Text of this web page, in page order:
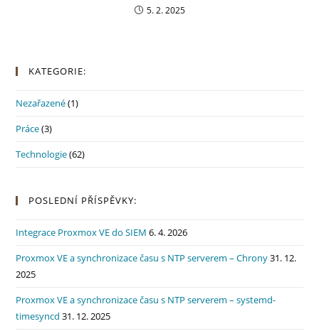
5. 2. 2025
KATEGORIE:
Nezařazené(1)
Práce(3)
Technologie(62)
POSLEDNÍ PŘÍSPĚVKY:
Integrace Proxmox VE do SIEM 6. 4. 2026
Proxmox VE a synchronizace času s NTP serverem – Chrony31. 12.
2025
Proxmox VE a synchronizace času s NTP serverem – systemd-
timesyncd 31. 12. 2025